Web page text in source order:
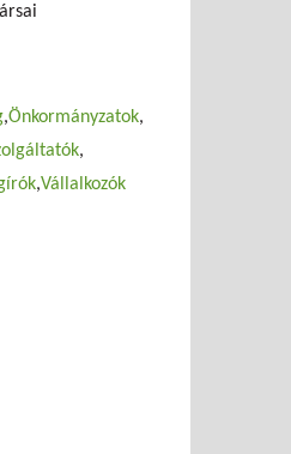
Önkormányzatok
Vállalkozók